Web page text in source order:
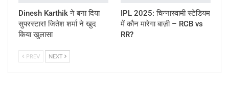
Dinesh Karthik ने बना दिया
सुपरस्टार! जितेश शर्मा ने खुद
किया खुलासा
IPL 2025: चिन्नास्वामी स्टेडियम
में कौन मारेगा बाज़ी – RCB vs
RR?
PREV NEXT